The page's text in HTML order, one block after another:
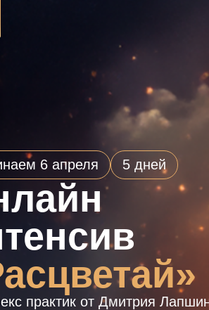
6 апреля 5 дней
практик от Дмитрия